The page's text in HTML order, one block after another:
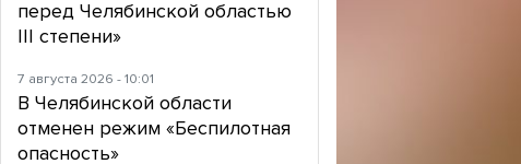
перед Челябинской областью
III степени»
7 августа 2026 - 10:01
В Челябинской области
отменен режим «Беспилотная
опасность»